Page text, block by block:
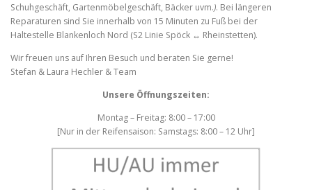
Schuhgeschäft, Gartenmöbelgeschäft, Bäcker uvm.). Bei längeren
Reparaturen sind Sie innerhalb von 15 Minuten zu Fuß bei der
Haltestelle Blankenloch Nord (S2 Linie Spöck ↔ Rheinstetten).
Wir freuen uns auf Ihren Besuch und beraten Sie gerne!
Stefan & Laura Hechler & Team
Unsere Öffnungszeiten:
Montag – Freitag: 8:00 – 17:00
[Nur in der Reifensaison: Samstags: 8:00 – 12 Uhr]